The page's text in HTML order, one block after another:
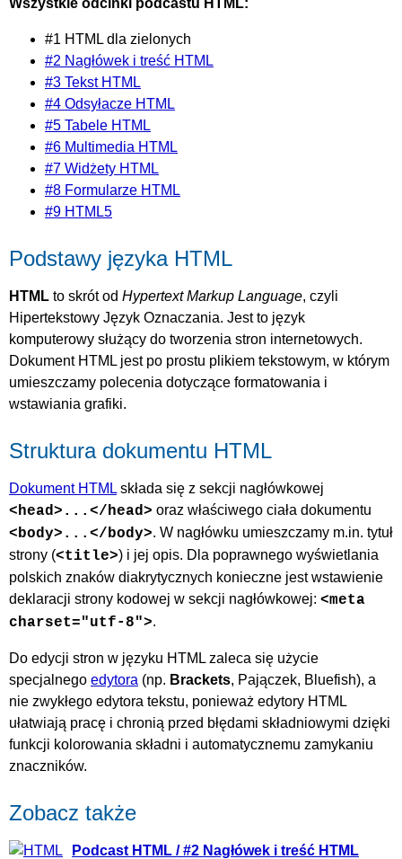
Wszystkie odcinki podcastu HTML:
#1 HTML dla zielonych
#2 Nagłówek i treść HTML
#3 Tekst HTML
#4 Odsyłacze HTML
#5 Tabele HTML
#6 Multimedia HTML
#7 Widżety HTML
#8 Formularze HTML
#9 HTML5
Podstawy języka HTML
HTML to skrót od Hypertext Markup Language, czyli
Hipertekstowy Język Oznaczania. Jest to język
komputerowy służący do tworzenia stron internetowych.
Dokument HTML jest po prostu plikiem tekstowym, w którym
umieszczamy polecenia dotyczące formatowania i
wstawiania grafiki.
Struktura dokumentu HTML
Dokument HTML składa się z sekcji nagłówkowej
<head>...</head> oraz właściwego ciała dokumentu
<body>...</body>. W nagłówku umieszczamy m.in. tytuł
strony (<title>) i jej opis. Dla poprawnego wyświetlania
polskich znaków diakrytycznych konieczne jest wstawienie
deklaracji strony kodowej w sekcji nagłówkowej: <meta
charset="utf-8">.
Do edycji stron w języku HTML zaleca się użycie
specjalnego edytora (np. Brackets, Pajączek, Bluefish), a
nie zwykłego edytora tekstu, ponieważ edytory HTML
ułatwiają pracę i chronią przed błędami składniowymi dzięki
funkcji kolorowania składni i automatycznemu zamykaniu
znaczników.
Zobacz także
Podcast HTML / #2 Nagłówek i treść HTML